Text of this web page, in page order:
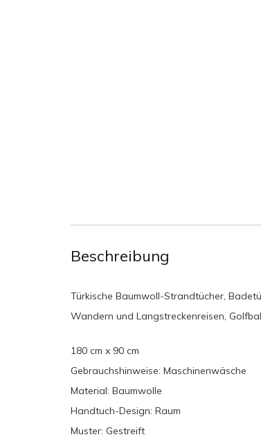
Beschreibung
Türkische Baumwoll-Strandtücher,
Wandern und Langstreckenreisen,
180 cm x 90 cm
Gebrauchshinweise: Maschinenwäsche
Material: Baumwolle
Handtuch-Design: Raum
Muster: Gestreift